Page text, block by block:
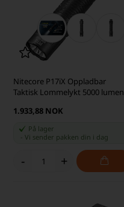
Nitecore P17iX Oppladbar
Taktisk Lommelykt 5000 lumen
1.933,88 NOK
På lager
-Vi sender pakken din i dag
- +